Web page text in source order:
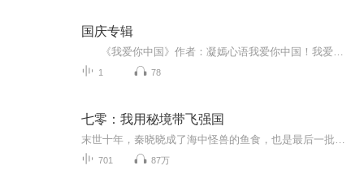
国庆专辑
1 78
七零：我用秘境带飞强国
701 87万